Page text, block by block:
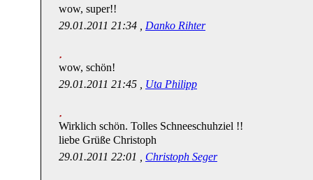
wow, super!!
29.01.2011 21:34 , Danko Rihter
wow, schön!
29.01.2011 21:45 , Uta Philipp
Wirklich schön. Tolles Schneeschuhziel !!
liebe Grüße Christoph
29.01.2011 22:01 , Christoph Seger